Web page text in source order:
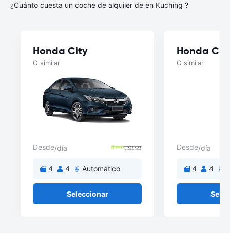
¿Cuánto cuesta un coche de alquiler de en Kuching ?
Honda City
O similar
Desde/día
4 4 Automático
Seleccionar
Honda
O similar
Desde/día
4 4